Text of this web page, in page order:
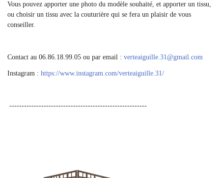
Vous pouvez apporter une photo du modèle souhaité, et apporter un tissu,
ou choisir un tissu avec la couturière qui se fera un plaisir de vous
conseiller.
Contact au 06.86.18.99.05 ou par email : verteaiguille.31@gmail.com
Instagram : https://www.instagram.com/verteaiguille.31/
--------------------------------------------------------